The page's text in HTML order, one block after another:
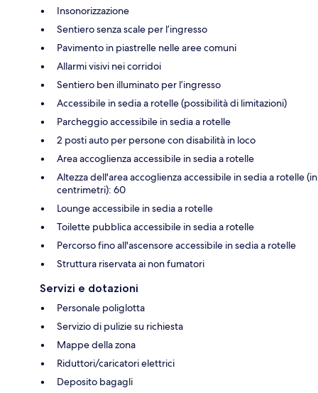
Insonorizzazione
Sentiero senza scale per l’ingresso
Pavimento in piastrelle nelle aree comuni
Allarmi visivi nei corridoi
Sentiero ben illuminato per l’ingresso
Accessibile in sedia a rotelle (possibilità di limitazioni)
Parcheggio accessibile in sedia a rotelle
2 posti auto per persone con disabilità in loco
Area accoglienza accessibile in sedia a rotelle
Altezza dell'area accoglienza accessibile in sedia a rotelle (in
centrimetri): 60
Lounge accessibile in sedia a rotelle
Toilette pubblica accessibile in sedia a rotelle
Percorso fino all'ascensore accessibile in sedia a rotelle
Struttura riservata ai non fumatori
Servizi e dotazioni
Personale poliglotta
Servizio di pulizie su richiesta
Mappe della zona
Riduttori/caricatori elettrici
Deposito bagagli